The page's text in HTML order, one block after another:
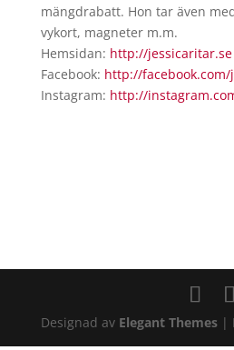
mängdrabatt. Hon tar även
vykort, magneter m.m.
Hemsidan: http://jessicaritar.se
Facebook: http://facebook.com/
Instagram: http://
Designad av Elegant Themes|